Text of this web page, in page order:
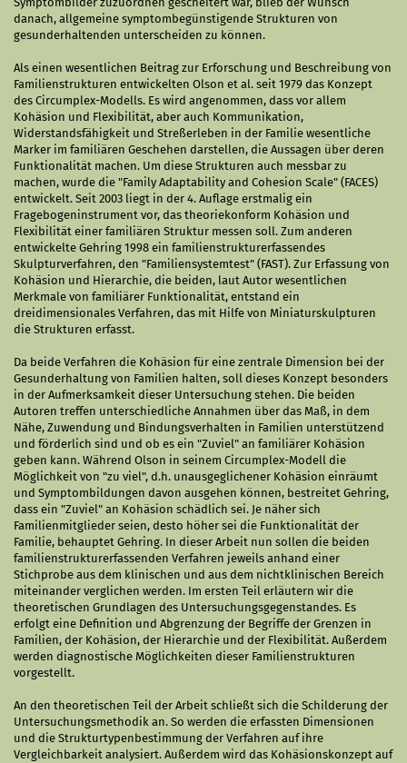
danach, allgemeine symptombegünstigende Strukturen von
gesunderhaltenden unterscheiden zu können.
Als einen wesentlichen Beitrag zur Erforschung und Beschreibung von
Familienstrukturen entwickelten Olson et al. seit 1979 das Konzept
des Circumplex-Modells. Es wird angenommen, dass vor allem
Kohäsion und Flexibilität, aber auch Kommunikation,
Widerstandsfähigkeit und Streßerleben in der Familie wesentliche
Marker im familiären Geschehen darstellen, die Aussagen über deren
Funktionalität machen. Um diese Strukturen auch messbar zu
machen, wurde die "Family Adaptability and Cohesion Scale" (FACES)
entwickelt. Seit 2003 liegt in der 4. Auflage erstmalig ein
Fragebogeninstrument vor, das theoriekonform Kohäsion und
Flexibilität einer familiären Struktur messen soll. Zum anderen
entwickelte Gehring 1998 ein familienstrukturerfassendes
Skulpturverfahren, den "Familiensystemtest" (FAST). Zur Erfassung von
Kohäsion und Hierarchie, die beiden, laut Autor wesentlichen
Merkmale von familiärer Funktionalität, entstand ein
dreidimensionales Verfahren, das mit Hilfe von Miniaturskulpturen
die Strukturen erfasst.
Da beide Verfahren die Kohäsion für eine zentrale Dimension bei der
Gesunderhaltung von Familien halten, soll dieses Konzept besonders
in der Aufmerksamkeit dieser Untersuchung stehen. Die beiden
Autoren treffen unterschiedliche Annahmen über das Maß, in dem
Nähe, Zuwendung und Bindungsverhalten in Familien unterstützend
und förderlich sind und ob es ein "Zuviel" an familiärer Kohäsion
geben kann. Während Olson in seinem Circumplex-Modell die
Möglichkeit von "zu viel", d.h. unausgeglichener Kohäsion einräumt
und Symptombildungen davon ausgehen können, bestreitet Gehring,
dass ein "Zuviel" an Kohäsion schädlich sei. Je näher sich
Familienmitglieder seien, desto höher sei die Funktionalität der
Familie, behauptet Gehring. In dieser Arbeit nun sollen die beiden
familienstrukturerfassenden Verfahren jeweils anhand einer
Stichprobe aus dem klinischen und aus dem nichtklinischen Bereich
miteinander verglichen werden. Im ersten Teil erläutern wir die
theoretischen Grundlagen des Untersuchungsgegenstandes. Es
erfolgt eine Definition und Abgrenzung der Begriffe der Grenzen in
Familien, der Kohäsion, der Hierarchie und der Flexibilität. Außerdem
werden diagnostische Möglichkeiten dieser Familienstrukturen
vorgestellt.
An den theoretischen Teil der Arbeit schließt sich die Schilderung der
Untersuchungsmethodik an. So werden die erfassten Dimensionen
und die Strukturtypenbestimmung der Verfahren auf ihre
Vergleichbarkeit analysiert. Außerdem wird das Kohäsionskonzept auf